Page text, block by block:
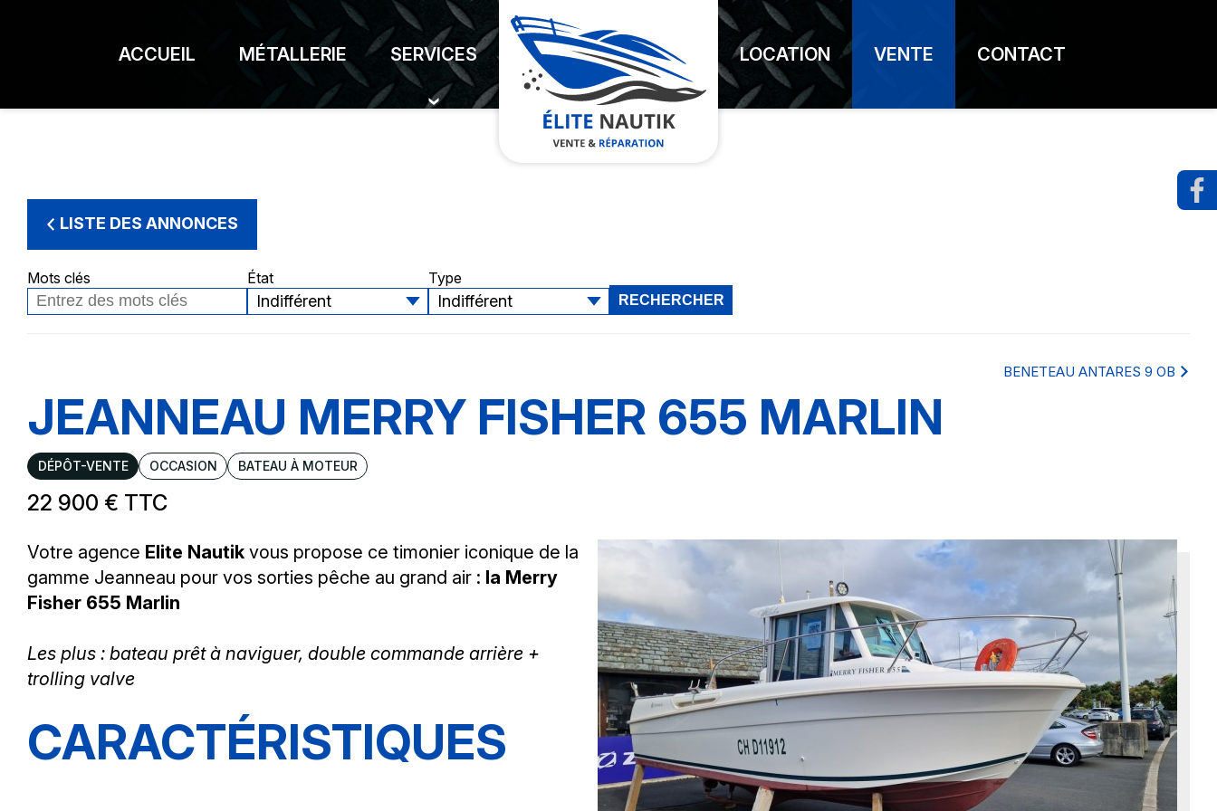
ACCUEIL MÉTALLERIE SERVICES LOCATION VENTE CONTACT
LISTE DES ANNONCES
Mots clés État Type
RECHERCHER
BENETEAU ANTARES 9 OB
JEANNEAU MERRY FISHER 655 MARLIN
DÉPÔT-VENTE OCCASION BATEAU À MOTEUR
22 900 € TTC
Votre agence Elite Nautik vous propose ce timonier iconique de la
gamme Jeanneau pour vos sorties pêche au grand air : la Merry
Fisher 655 Marlin
Les plus : bateau prêt à naviguer, double commande arrière +
trolling valve
CARACTÉRISTIQUES